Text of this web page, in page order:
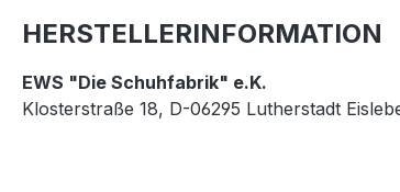
HERSTELLERINFORMATION
EWS "Die Schuhfabrik" e.K.
Klosterstraße 18, D-06295 Lutherstadt